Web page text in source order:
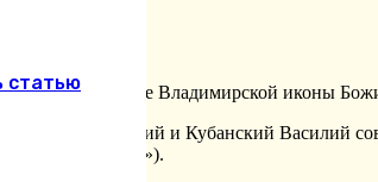
статью
молебен в храме Владимирской иконы
Екатеринодарский и Кубанский Василий
(НПЗ «Афипский»).